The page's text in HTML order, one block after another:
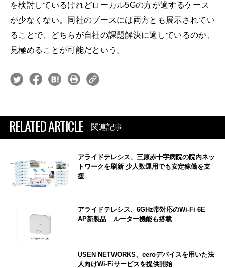
を検討しているけれどローカル5Gの方が適するケース
が少なくない。同社のブースには両方とも展示されてい
ることで、どちらが自社の課題解決に適しているのか、
見極めることが可能だという。
RELATED ARTICLE 関連記事
アライドテレシス、三原赤十字病院の院内ネッ
トワークを刷新 少人数運用でも安定稼働を支
援
アライドテレシス、6GHz帯対応のWi-Fi 6E
AP新製品 ルーター機能も搭載
USEN NETWORKS、eeroデバイスを用いた法
人向けWi-Fiサービスを提供開始